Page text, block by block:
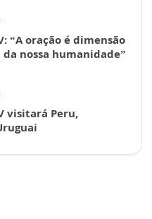
“A oração é dimensão
nossa humanidade”
visitará Peru,